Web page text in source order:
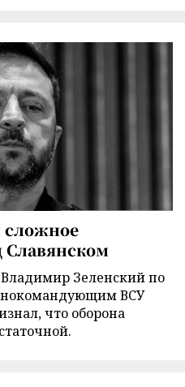
сложное
Зеленский по
ВСУ
что оборона